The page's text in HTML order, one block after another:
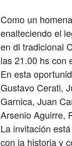
Como un
enalteciendo el
en dl tradicional
las 21.00 hs con
En esta
Gustavo Cerati,
Garnica, Juan
Arsenio Aguirre,
La invitación
con la historia y